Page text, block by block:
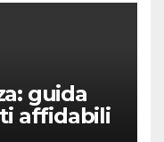
guida
affidabili